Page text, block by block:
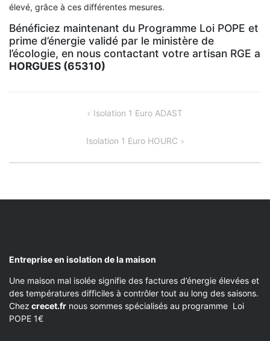
élevé, grâce à ces différentes mesures.
Bénéficiez maintenant du Programme Loi POPE et
prime d’énergie validé par le ministère de
l’écologie, en nous contactant votre artisan RGE a
HORGUES (65310)
Isolation 1 Euro ADAST
Isolation 1 Euro HOURC
Entreprise en isolation de la maison
Une maison mal isolée signifie des factures d’énergie élevées et
des températures difficiles à contrôler tout au long des saisons.
Chez crecet.fr nous sommes spécialisés au programme Loi
POPE 1€